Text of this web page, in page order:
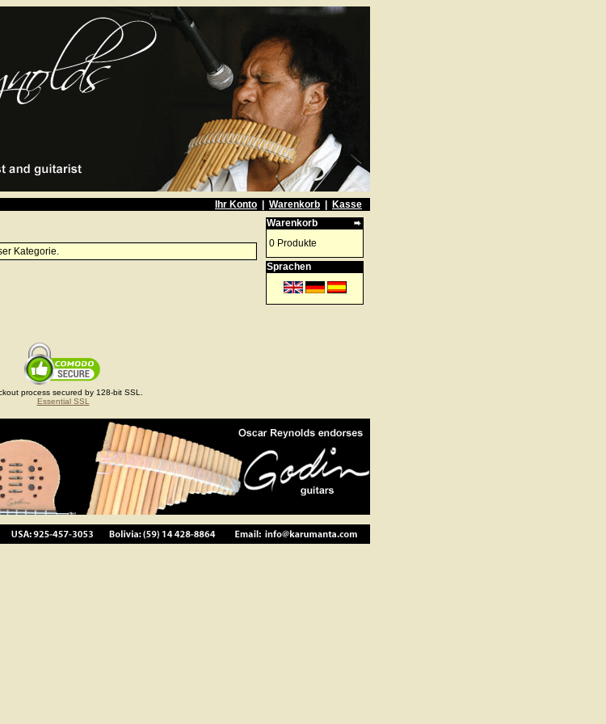
Ihr Konto Warenkorb
Kasse
Kategorie.
Warenkorb
0 Produkte
Sprachen
process secured by 128-bit SSL.
Essential SSL